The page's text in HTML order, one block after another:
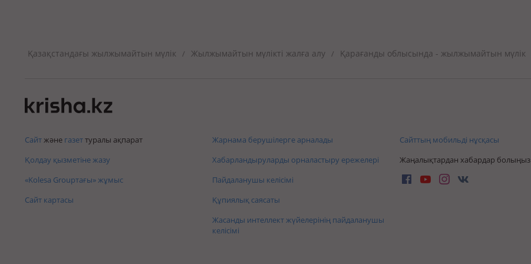
Қазақстандағы жылжымайтын мүлік / Жылжымайтын мүлікті жалға алу / Қарағанды облысында - жылжымайтын мүлік
Сайтжәне газеттуралы ақпарат
Қолдау қызметіне жазу
«Kolesa Groupтағы» жұмыс
Сайт картасы
Жарнама берушілерге арналады
Хабарландыруларды орналастыру ережелері
Пайдаланушы келісімі
Құпиялық саясаты
Жасанды интеллект жүйелерінің пайдаланушы
келісімі
Сайттың мобильді нұсқасы
Жаңалықтардан хабардар болыңыз